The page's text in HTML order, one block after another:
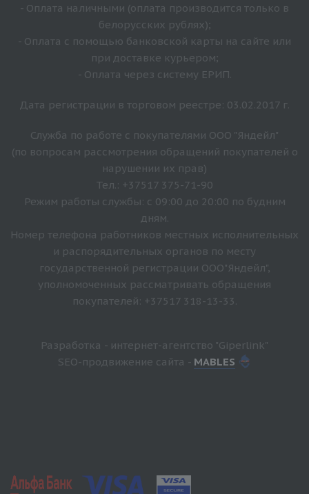
- Оплата наличными (оплата производится только в
белорусских рублях);
- Оплата с помощью банковской карты на сайте или
при доставке курьером;
- Оплата через систему ЕРИП.
Дата регистрации в торговом реестре: 03.02.2017 г.
Служба по работе с покупателями ООО "Яндейл"
(по вопросам рассмотрения обращений покупателей о
нарушении их прав)
Тел.: +37517 375-71-90
Режим работы службы: с 09:00 до 20:00 по будним
дням.
Номер телефона работников местных исполнительных
и распорядительных органов по месту
государственной регистрации ООО"Яндейл",
уполномоченных рассматривать обращения
покупателей: +37517 318-13-33.
Разработка - интернет-агентство "Giperlink"
SEO-продвижение сайта - MABLES